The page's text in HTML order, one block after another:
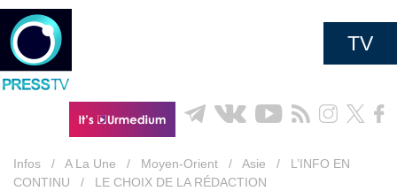
TV
Infos / A La Une / Moyen-Orient / Asie /
L’INFO EN
CONTINU
/ LE CHOIX DE LA RÉDACTION